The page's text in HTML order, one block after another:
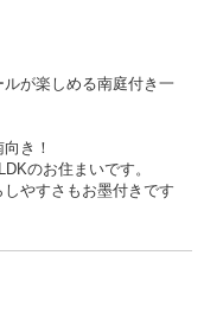
が楽しめる南庭付き一
き！
のお住まいです。
やすさもお墨付きです